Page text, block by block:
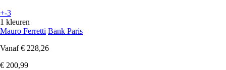
+-3
1 kleuren
Mauro Ferretti Bank Paris
Vanaf € 228,26
€ 200,99